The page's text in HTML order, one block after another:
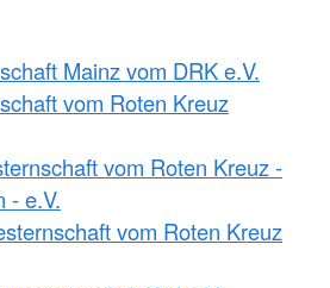
Mainz vom DRK e.V.
vom Roten Kreuz
vom Roten Kreuz -
- e.V.
vom Roten Kreuz